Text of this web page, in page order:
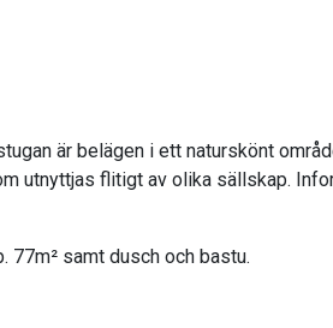
är belägen i ett naturskönt
utnyttjas flitigt av olika sällskap.
77m² samt dusch och bastu.